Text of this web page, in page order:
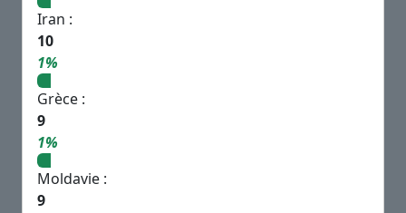
Iran :
10
1%
Grèce :
9
1%
Moldavie :
9